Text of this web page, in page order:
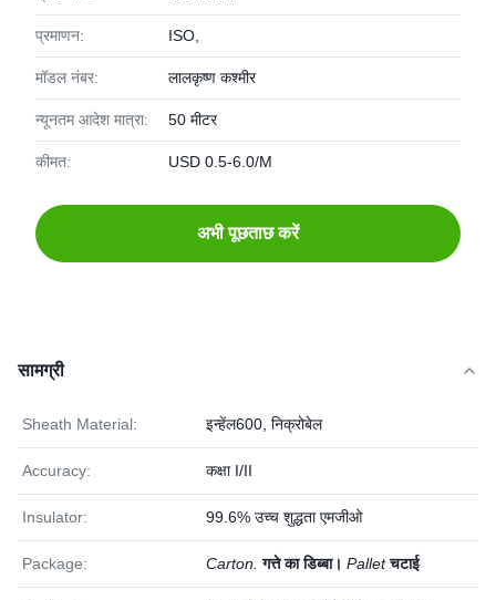
प्रमाणन: ISO,
मॉडल नंबर: लालकृष्ण कश्मीर
न्यूनतम आदेश मात्रा: 50 मीटर
कीमत: USD 0.5-6.0/M
अभी पूछताछ करें
सामग्री
Sheath Material: इन्हेंल600, निक्रोबेल
Accuracy: कक्षा I/II
Insulator: 99.6% उच्च शुद्धता एमजीओ
Package: Carton. गत्ते का डिब्बा। Pallet चटाई